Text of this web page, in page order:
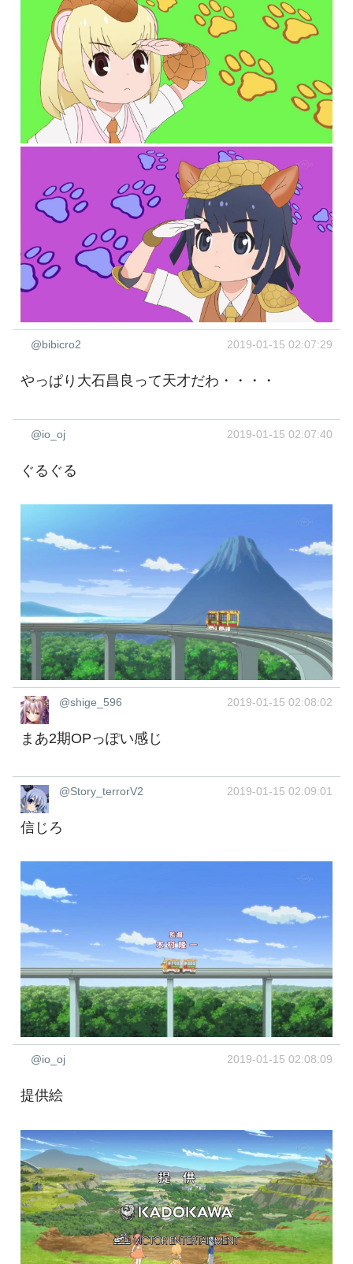
@bibicro2 2019-01-15 02:07:29
やっぱり大石昌良って天才だわ・・・・
@io_oj 2019-01-15 02:07:40
ぐるぐる
@shige_596 2019-01-15 02:08:02
まあ2期OPっぽい感じ
@Story_terrorV2 2019-01-15 02:09:01
信じろ
@io_oj 2019-01-15 02:08:09
提供絵